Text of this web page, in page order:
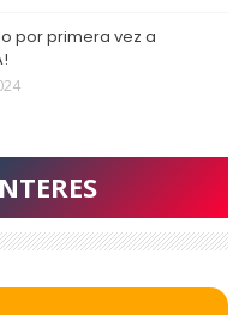
por primera vez a